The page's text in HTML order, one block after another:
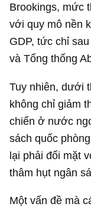
Brookings, mức
với quy mô nền
GDP, tức chỉ
và Tổng thống
Tuy nhiên, dưới
không chỉ giảm
chiến ở nước
sách quốc
lại phải đối mặt
thâm hụt ngân
Một vấn đề mà